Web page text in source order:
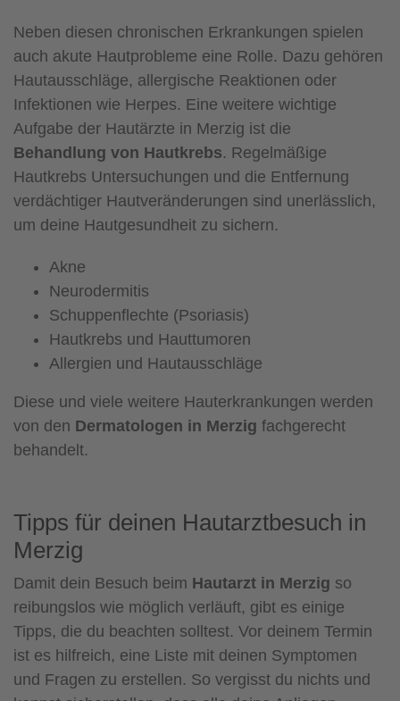
Neben diesen chronischen Erkrankungen spielen
auch akute Hautprobleme eine Rolle. Dazu gehören
Hautausschläge, allergische Reaktionen oder
Infektionen wie Herpes. Eine weitere wichtige
Aufgabe der Hautärzte in Merzig ist die
Behandlung von Hautkrebs. Regelmäßige
Hautkrebs Untersuchungen und die Entfernung
verdächtiger Hautveränderungen sind unerlässlich,
um deine Hautgesundheit zu sichern.
Akne
Neurodermitis
Schuppenflechte (Psoriasis)
Hautkrebs und Hauttumoren
Allergien und Hautausschläge
Diese und viele weitere Hauterkrankungen werden
von den Dermatologen in Merzig fachgerecht
behandelt.
Tipps für deinen Hautarztbesuch in
Merzig
Damit dein Besuch beim Hautarzt in Merzig so
reibungslos wie möglich verläuft, gibt es einige
Tipps, die du beachten solltest. Vor deinem Termin
ist es hilfreich, eine Liste mit deinen Symptomen
und Fragen zu erstellen. So vergisst du nichts und